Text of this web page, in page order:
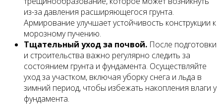
из-за давления расширяющегося грунта.
Армирование улучшает устойчивость конструкции к
морозному пучению.
Тщательный уход за почвой. После подготовки
и строительства важно регулярно следить за
состоянием грунта и фундамента. Осуществляйте
уход за участком, включая уборку снега и льда в
зимний период, чтобы избежать накопления влаги у
фундамента.